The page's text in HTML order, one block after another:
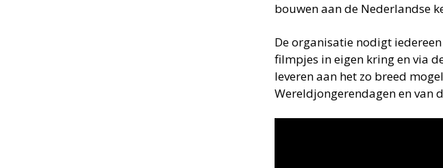
bouwen aan de Nederlandse
De organisatie nodigt
filmpjes in eigen kring en via
leveren aan het zo breed
Wereldjongerendagen en van